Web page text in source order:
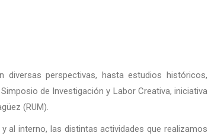
diversas perspectivas, hasta estudios históricos,
de Investigación y Labor Creativa, iniciativa
(RUM).
al interno, las distintas actividades que realizamos